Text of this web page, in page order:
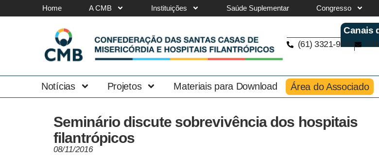
Home A CMB Instituições Saúde Suplementar Congresso
Canais
(61) 3321-9563
Notícias Projetos Materiais para Download Área do Associado
Seminário discute sobrevivência dos hospitais
filantrópicos
08/11/2016